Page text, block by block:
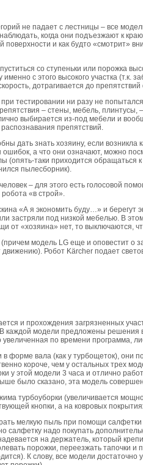
не падает с лестницы – все
когда они подъезжают к
и как будто «смотрит»
со ступеньки или порожка
с этого высокого участка (т.к.
дотрагивается до
тестировании ни разу не
– стены, мебель, плинтусы,
выбирается из-под мебели и
препятствий.
дать знать хозяину, если
а что они означают, можно
таки приходится обращаться к
пылесборник).
– для этого есть голосовой
«в строй».
«А я экономить буду…» и берегут
застряли под низкой мебелью. В
от «хозяина» нет, то выключаются,
модель LG еще и оповестит о
Робот Kärcher подает
и прохождения загрязненных
модели предложены решения
по времени программа,
вала (как у турбощеток), они
короче, чем у остальных трех
у этой модели 3 часа и отлично
было сказано, эта модель
турбоуборки (увеличивается
кнопки, а на ковровых
мелкую пыль при помощи
салфетку надо покупать
на держатель, который
порожки, переезжать тапочки
К слову, все модели